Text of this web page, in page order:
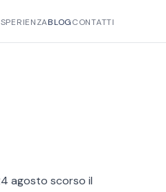
BLOGCONTATTI
agosto scorso il